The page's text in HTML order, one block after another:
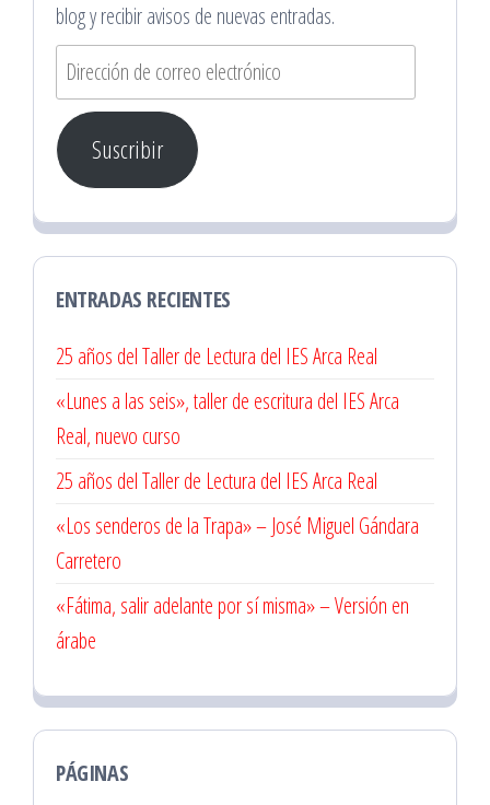
blog y recibir avisos de nuevas entradas.
Dirección
de
correo
electrónico
Suscribir
ENTRADAS RECIENTES
25 años del Taller de Lectura del IES Arca Real
«Lunes a las seis», taller de escritura del IES Arca
Real, nuevo curso
25 años del Taller de Lectura del IES Arca Real
«Los senderos de la Trapa» – José Miguel Gándara
Carretero
«Fátima, salir adelante por sí misma» – Versión en
árabe
PÁGINAS